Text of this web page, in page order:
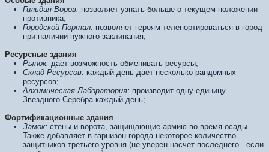
Гильдия Воров: позволяет узнать больше о текущем положении
противника;
Городской Портал: позволяет героям телепортироваться в город
при наличии нужного заклинания;
Ресурсные здания
Рынок: дает возможность обменивать ресурсы;
Склад Ресурсов: каждый день дает несколько рандомных
ресурсов;
Алхимическая Лаборатория: производит одну единицу
Звездного Серебра каждый день;
Фортификационные здания
Замок: стены и ворота, защищающие армию во время осады.
Также добавляет в гарнизон города некоторое количество
защитников третьего уровня (не уверен насчет последнего - если